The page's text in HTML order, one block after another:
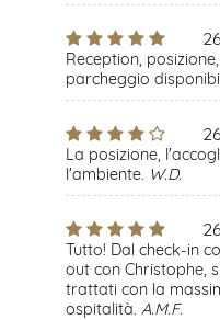
Reception,
parcheggio
La posizione,
l'ambiente. W.D.
Tutto! Dal check-in
out con Christophe,
trattati con la
ospitalità. A.M.F.